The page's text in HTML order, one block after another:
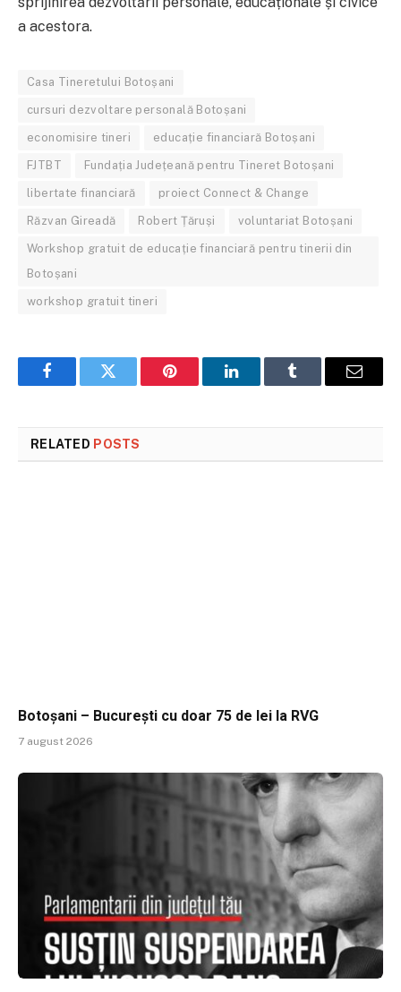
a acestora.
Casa Tineretului Botoșani
cursuri dezvoltare personală Botoșani
economisire tineri educație financiară Botoșani
FJTBT Fundația Județeană pentru Tineret Botoșani
libertate financiară proiect Connect & Change
Răzvan Gireadă Robert Țăruși voluntariat Botoșani
Workshop gratuit de educație financiară pentru tinerii din
Botoșani
workshop gratuit tineri
FacebookTwitter Pinterest LinkedInTumblr Email
RELATED POSTS
Botoșani – București cu doar 75 de lei la RVG
7 august 2026